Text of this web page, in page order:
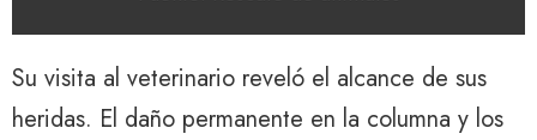
Su visita al veterinario reveló el alcance de sus
heridas. El daño permanente en la columna y los